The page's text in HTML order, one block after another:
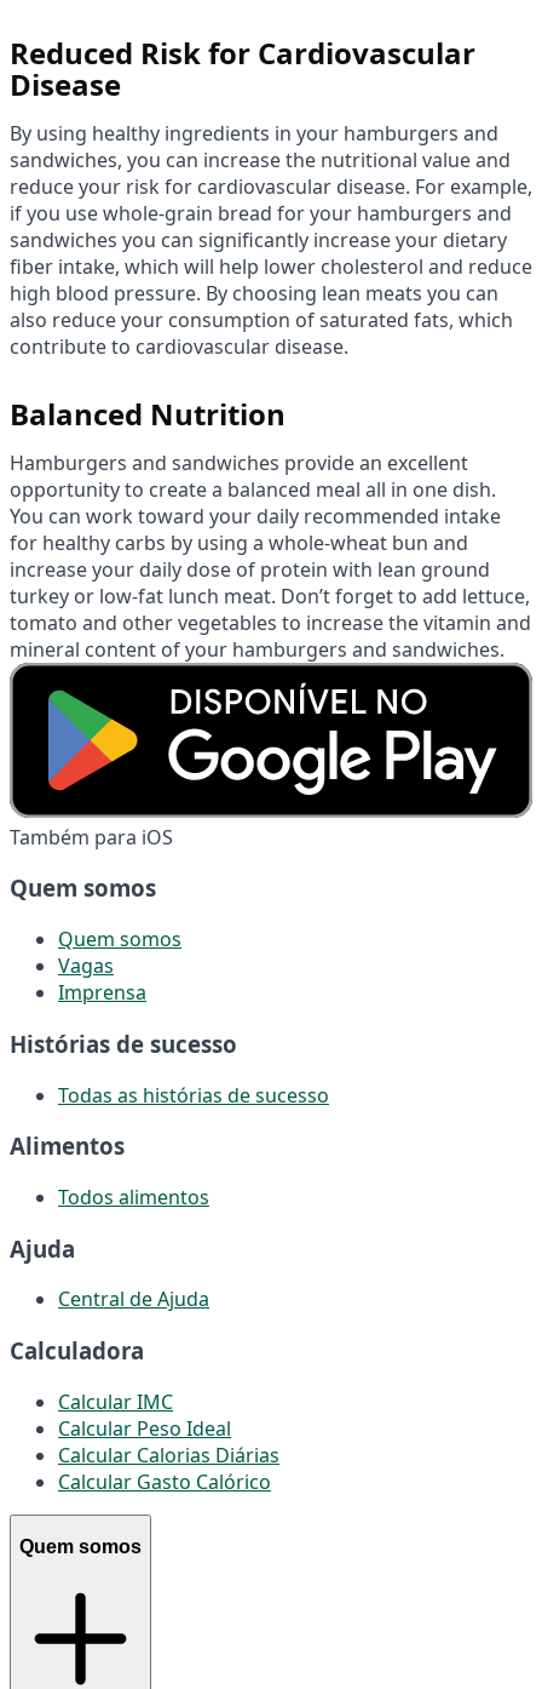
Reduced Risk for Cardiovascular
Disease
By using healthy ingredients in your hamburgers and
sandwiches, you can increase the nutritional value and
reduce your risk for cardiovascular disease. For example,
if you use whole-grain bread for your hamburgers and
sandwiches you can significantly increase your dietary
fiber intake, which will help lower cholesterol and reduce
high blood pressure. By choosing lean meats you can
also reduce your consumption of saturated fats, which
contribute to cardiovascular disease.
Balanced Nutrition
Hamburgers and sandwiches provide an excellent
opportunity to create a balanced meal all in one dish.
You can work toward your daily recommended intake
for healthy carbs by using a whole-wheat bun and
increase your daily dose of protein with lean ground
turkey or low-fat lunch meat. Don’t forget to add lettuce,
tomato and other vegetables to increase the vitamin and
mineral content of your hamburgers and sandwiches.
Também para iOS
Quem somos
Quem somos
Vagas
Imprensa
Histórias de sucesso
Todas as histórias de sucesso
Alimentos
Todos alimentos
Ajuda
Central de Ajuda
Calculadora
Calcular IMC
Calcular Peso Ideal
Calcular Calorias Diárias
Calcular Gasto Calórico
Quem somos